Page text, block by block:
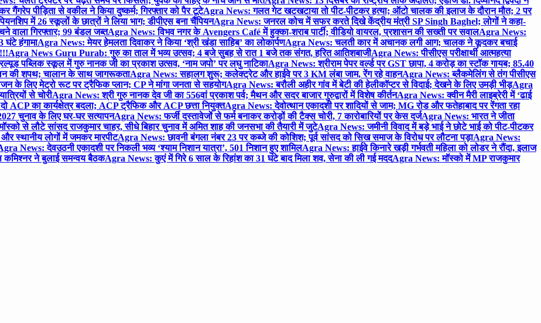
पीड़िता से वकील ने किया दुष्कर्म; गिरफ्तार को पैर टूटेAgra News: गलत गेट खटखटाया तो पीट-पीटकर हत्या; ऑटो चालक की इलाज के दौरान मौत; 2 पर
में 26 स्कूलों के छात्रों ने लिया भाग; डीपीएस बना चैंपियनAgra News: जनरल कोच में सफर करते दिखे केंद्रीय मंत्री SP Singh Baghel; लोगों ने कहा-
वाला गिरफ्तार; 99 बंडल जब्तAgra News: विभव नगर के Avengers Café में हुक्का-शराब पार्टी; वीडियो वायरल, प्रशासन की सख्ती पर सवालAgra News:
घंटे हंगामाAgra News: मेयर हेमलता दिवाकर ने किया ‘श्री खंडा साहिब’ का लोकार्पणAgra News: चलती कार में अचानक लगी आग; चालक ने कूदकर बचाई
Agra News Guru Purab: गुरु का ताल में भव्य उत्सव; 4 बजे सुबह से रात 1 बजे तक संगत, हरित आतिशबाजीAgra News: पीसीएस परीक्षार्थी आत्महत्या
पब्लिक स्कूल में गुरु नानक जी का प्रकाश उत्सव, ‘नाम जपो’ पर लघु नाटिकाAgra News: श्रीराम पेपर वर्ल्ड पर GST छापा, 4 करोड़ का स्टॉक गायब; 85.40
की शपथ; चालान के साथ जागरूकताAgra News: सहालग शुरू; कलेक्ट्रेट और हाईवे पर 3 KM लंबा जाम, रेंग रहे वाहनAgra News: ब्लैकमेलिंग से तंग पीसीएस
के लिए मेट्रो रूट पर ट्रैफिक प्लान; CP ने मांगा जनता से सहयोगAgra News: बरौली अहीर गांव में बेटी की हेलीकॉप्टर से विदाई; देखने के लिए उमड़ी भीड़Agra
से चोरीAgra News: श्री गुरु नानक देव जी का 556वां प्रकाश पर्व; मैथन और सदर बाजार गुरुद्वारों में विशेष कीर्तनAgra News: क्वीन मैरी लाइब्रेरी में ‘ढाई
ACP का कार्यक्षेत्र बदला; ACP ट्रैफिक और ACP छत्ता नियुक्तAgra News: देवोत्थान एकादशी पर शादियों से जाम; MG रोड और फतेहाबाद पर रेंगता रहा
चुनाव के लिए घर-घर सत्यापनAgra News: फर्जी दस्तावेजों से फर्म बनाकर करोड़ों की टैक्स चोरी, 7 कारोबारियों पर केस दर्जAgra News: भारत ने जीता
से लौटे सांसद राजकुमार चाहर, सीधे बिहार चुनाव में अमित शाह की जनसभा की तैयारी में जुटेAgra News: जमीनी विवाद में बड़े भाई ने छोटे भाई को पीट-पीटकर
स्थानीय लोगों में जमकर मारपीटAgra News: छावनी बंगला नंबर 23 पर कब्जे की कोशिश; पूर्व सांसद को सिख समाज के विरोध पर लौटना पड़ाAgra News:
News: देवउठनी एकादशी पर निकली भव्य ‘श्याम निशान यात्रा’, 501 निशान हुए शामिलAgra News: हाईवे किनारे खड़ी गर्भवती महिला को लोडर ने रौंदा, इलाज
कमिश्नर ने बुलाई समन्वय बैठकAgra News: कुएं में गिरे 6 साल के रिहांश का 31 घंटे बाद मिला शव, सेना की ली गई मददAgra News: मॉस्को में MP राजकुमार